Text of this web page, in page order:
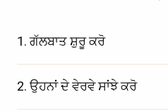
1. ਗੱਲਬਾਤ ਸ਼ੁਰੂ ਕਰੋ
2. ਉਹਨਾਂ ਦੇ ਵੇਰਵੇ ਸਾਂਝੇ ਕਰੋ